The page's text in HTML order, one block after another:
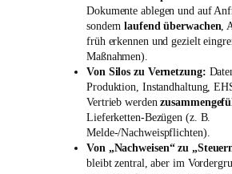
Dokumente ablegen und auf
sondernlaufend überwachen ,
früh erkennen und gezielt
Maßnahmen).
Von Silos zu Vernetzung:
Produktion, Instandhaltung,
Vertrieb werden
Lieferketten-Bezügen (z. B.
Melde-/Nachweispflichten).
Von „Nachweisen“ zu
bleibt zentral, aber im